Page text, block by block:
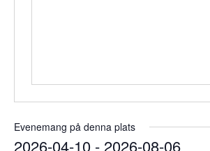
Evenemang på denna plats
2026-04-10 - 2026-08-06